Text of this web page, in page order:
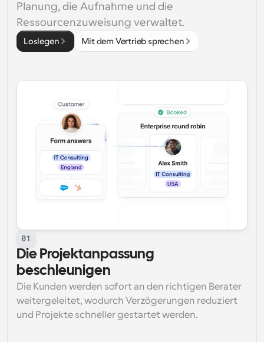
Planung, die Aufnahme und die
Ressourcenzuweisung verwaltet.
Loslegen Mit dem Vertrieb sprechen
01
Die Projektanpassung
beschleunigen
Die Kunden werden sofort an den richtigen Berater
weitergeleitet, wodurch Verzögerungen reduziert
und Projekte schneller gestartet werden.